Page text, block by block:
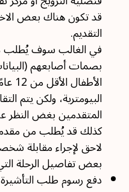
قد تكون هناك بعض
التقديم.
في الغالب سوف يُطلب
بصمات أصابعهم
البيومترية، ولكن يتم
المتقدمين بغض النظر
كذلك قد يُطلب من
لاحق لإجراء مقابلة
بعض تفاصيل الرحلة
دفع رسوم طلب